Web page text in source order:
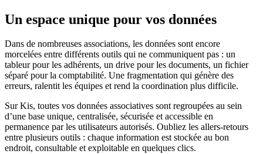
Un espace unique pour vos données
Dans de nombreuses associations, les données sont encore
morcelées entre différents outils qui ne communiquent pas : un
tableur pour les adhérents, un drive pour les documents, un fichier
séparé pour la comptabilité. Une fragmentation qui génère des
erreurs, ralentit les équipes et rend la coordination plus difficile.
Sur Kis, toutes vos données associatives sont regroupées au sein
d’une base unique, centralisée, sécurisée et accessible en
permanence par les utilisateurs autorisés. Oubliez les allers-retours
entre plusieurs outils : chaque information est stockée au bon
endroit, consultable et exploitable en quelques clics.